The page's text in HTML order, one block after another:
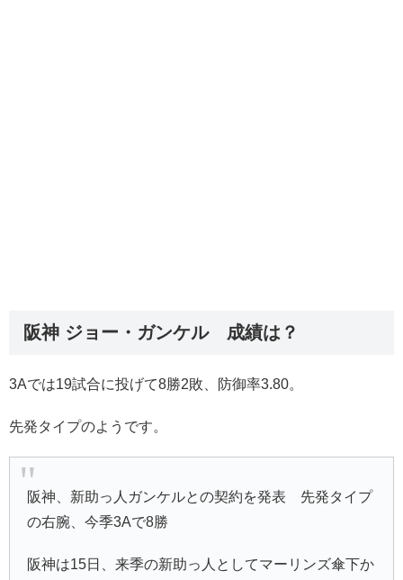
阪神 ジョー・ガンケル 成績は？
3Aでは19試合に投げて8勝2敗、防御率3.80。
先発タイプのようです。
阪神、新助っ人ガンケルとの契約を発表 先発タイプ
の右腕、今季3Aで8勝
阪神は15日、来季の新助っ人としてマーリンズ傘下か